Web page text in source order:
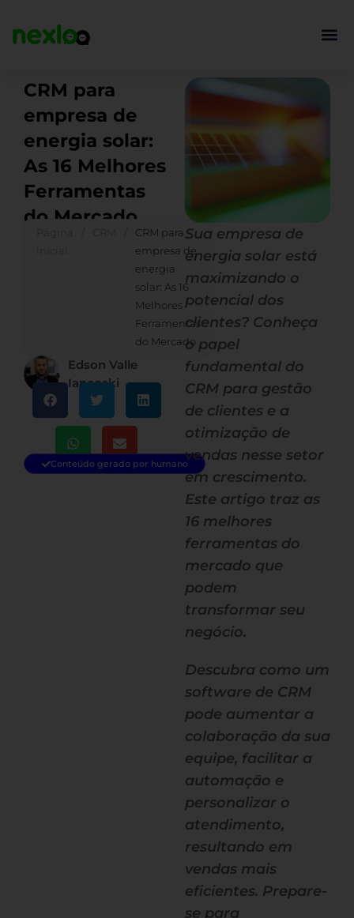
para
CRM para
empresa de
energia solar:
As 16 Melhores
Ferramentas
do Mercado
CRM para
empresa de
energia
solar: As 16
Melhores
Ferramentas
do Mercado
Edson Valle
Iancoski
Conteúdo gerado por humano
Sua empresa de
energia solar está
maximizando o
potencial dos
clientes? Conheça
o papel
fundamental do
CRM para gestão
de clientes e a
otimização de
vendas nesse setor
em crescimento.
Este artigo traz as
16 melhores
ferramentas do
mercado que
podem
transformar seu
negócio.
Descubra como um
software de CRM
pode aumentar a
colaboração da sua
equipe, facilitar a
automação e
personalizar o
atendimento,
resultando em
vendas mais
eficientes. Prepare-
se para